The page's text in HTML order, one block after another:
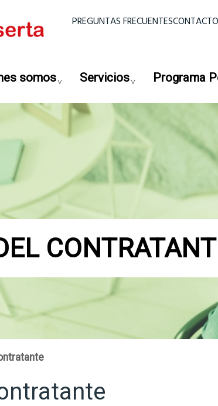
Menú superior
PREGUNTAS FRECUENTESCONTACTO
principal
somos Servicios Programa